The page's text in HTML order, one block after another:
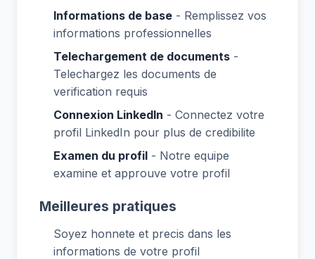
Informations de base - Remplissez vos
informations professionnelles
Telechargement de documents -
Telechargez les documents de
verification requis
Connexion LinkedIn - Connectez votre
profil LinkedIn pour plus de credibilite
Examen du profil - Notre equipe
examine et approuve votre profil
Meilleures pratiques
Soyez honnete et precis dans les
informations de votre profil